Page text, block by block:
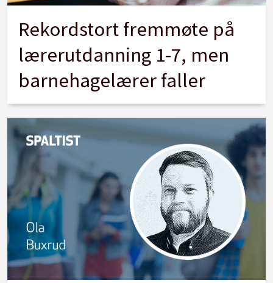
Rekordstort fremmøte på
lærerutdanning 1-7, men
barnehagelærer faller